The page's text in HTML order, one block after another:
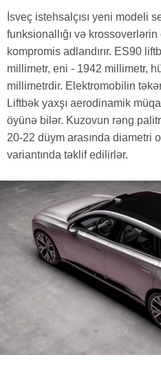
İsveç istehsalçısı yeni modeli
funksionallığı və
kompromis adlandırır. ES90
millimetr, eni - 1942 millimetr,
millimetrdir. Elektromobilin
Liftbək yaxşı aerodinamik
öyünə bilər. Kuzovun rəng
20-22 düym arasında diametri
variantında təklif edilirlər.